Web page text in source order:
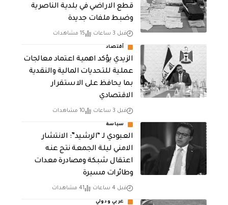
قطع الاراضي في بلدية الناصرية
وضبط ملفات جديدة
قبل 3 ساعات 15 مشاهدات
أقتصاد
الزيدي يؤكد اهمية اعتماد معالجات
عملية للتحديات المالية والنقدية
بما يحافظ على الاستقرار
الاقتصادي
قبل 3 ساعات 10 مشاهدات
سياسة
العبودي لـ “الرشيد”: الانتشار
الامني ليلة الجمعة نتج عنه
اعتقال شبكة ومصادرة معدات
وطائرات مسيرة
قبل 4 ساعات 41 مشاهدات
عربي ودولي